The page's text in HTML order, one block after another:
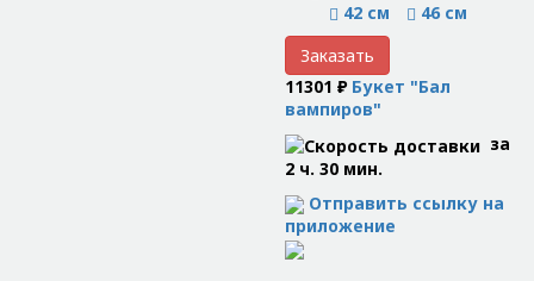
42 см
46 см
Заказать
11301 ₽ Букет "Бал
вампиров"
за
2 ч. 30 мин.
Отправить ссылку на
приложение